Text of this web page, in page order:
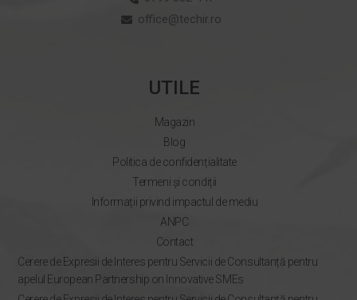
office@techir.ro
UTILE
Magazin
Blog
Politica de confidențialitate
Termeni și condiții
Informații privind impactul de mediu
ANPC
Contact
Cerere de Expresii de Interes pentru Servicii de Consultanță pentru
apelul European Partnership on Innovative SMEs